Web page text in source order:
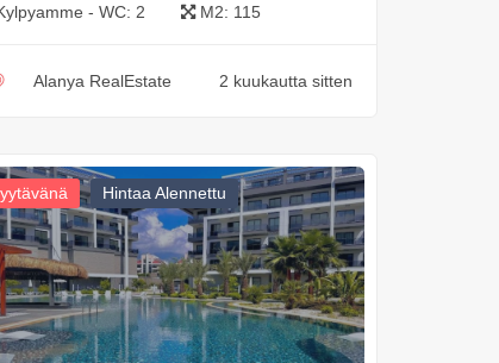
- WC: 2 M2: 115
Alanya RealEstate 2 kuukautta sitten
Hintaa Alennettu